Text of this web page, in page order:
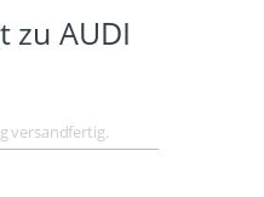
zu AUDI
versandfertig.